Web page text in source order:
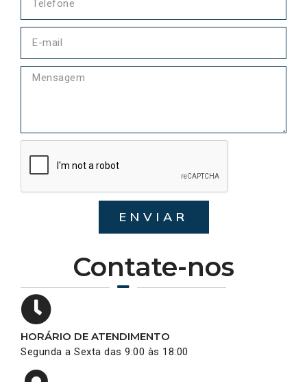
Contate-nos
HORÁRIO DE ATENDIMENTO
Segunda a Sexta das 9:00 às 18:00
ENVIAR